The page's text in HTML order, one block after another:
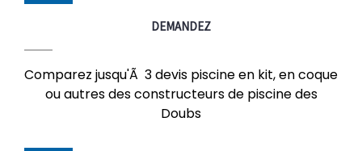
DEMANDEZ
Comparez jusqu'Ã 3 devis piscine en kit, en coque
ou autres des constructeurs de piscine des
Doubs